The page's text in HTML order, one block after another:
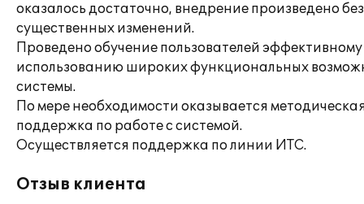
оказалось достаточно, внедрение произведено без
существенных изменений.
Проведено обучение пользователей эффективному
использованию широких функциональных
системы.
По мере необходимости оказывается
поддержка по работе с системой.
Осуществляется поддержка по линии ИТС.
Отзыв клиента